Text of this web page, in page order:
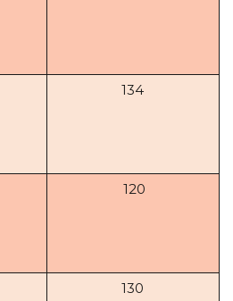
134
120
130